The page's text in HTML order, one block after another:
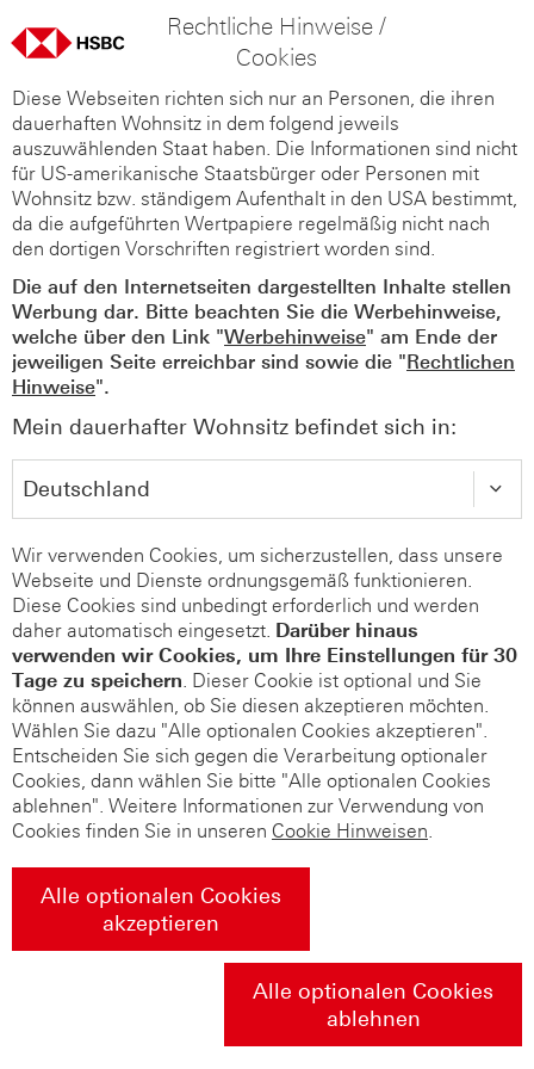
Rechtliche Hinweise /
Cookies
Diese Webseiten richten sich nur an Personen, die ihren
dauerhaften Wohnsitz in dem folgend jeweils
auszuwählenden Staat haben. Die Informationen sind nicht
für US-amerikanische Staatsbürger oder Personen mit
Wohnsitz bzw. ständigem Aufenthalt in den USA bestimmt,
da die aufgeführten Wertpapiere regelmäßig nicht nach
den dortigen Vorschriften registriert worden sind.
Die auf den Internetseiten dargestellten Inhalte stellen
Werbung dar. Bitte beachten Sie die Werbehinweise,
welche über den Link "Werbehinweise" am Ende der
jeweiligen Seite erreichbar sind sowie die "Rechtlichen
Hinweise".
Mein dauerhafter Wohnsitz befindet sich in:
Wir verwenden Cookies, um sicherzustellen, dass unsere
Webseite und Dienste ordnungsgemäß funktionieren.
Diese Cookies sind unbedingt erforderlich und werden
daher automatisch eingesetzt. Darüber hinaus
verwenden wir Cookies, um Ihre Einstellungen für 30
Tage zu speichern. Dieser Cookie ist optional und Sie
können auswählen, ob Sie diesen akzeptieren möchten.
Wählen Sie dazu "Alle optionalen Cookies akzeptieren".
Entscheiden Sie sich gegen die Verarbeitung optionaler
Cookies, dann wählen Sie bitte "Alle optionalen Cookies
ablehnen". Weitere Informationen zur Verwendung von
Cookies finden Sie in unseren Cookie Hinweisen.
Alle optionalen Cookies
akzeptieren
Alle optionalen Cookies
ablehnen